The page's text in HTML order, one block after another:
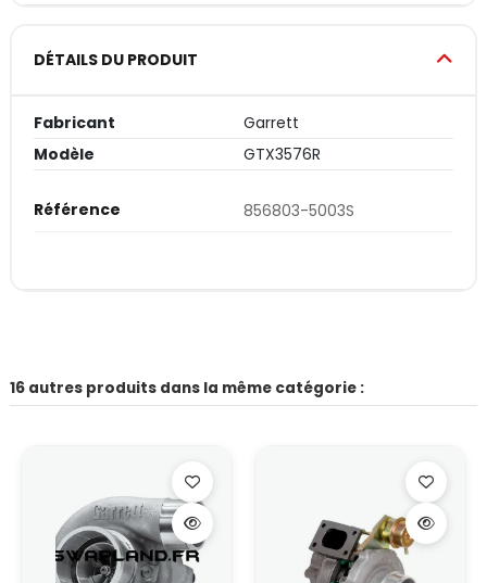
DÉTAILS DU PRODUIT
Fabricant
Garrett
Modèle
GTX3576R
Référence 856803-5003S
16 autres produits dans la même catégorie :